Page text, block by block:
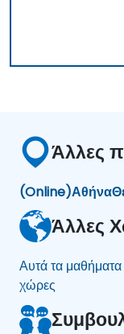
Άλλες
(Online)Αθήνα
Άλλες
Αυτά τα μαθήματα
χώρες